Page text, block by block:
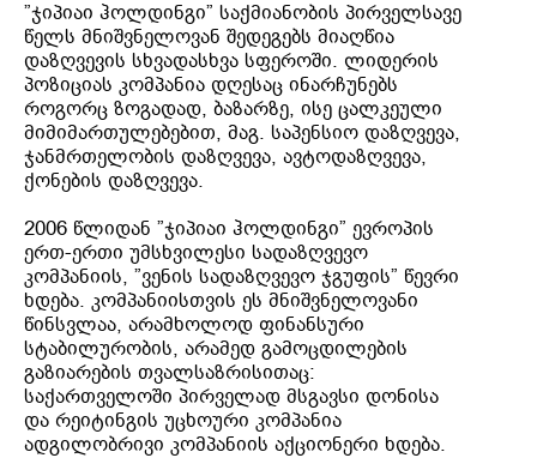
”ჯიპიაი ჰოლდინგი” საქმიანობის პირველსავე
წელს მნიშვნელოვან შედეგებს მიაღწია
დაზღვევის სხვადასხვა სფეროში. ლიდერის
პოზიციას კომპანია დღესაც ინარჩუნებს
როგორც ზოგადად, ბაზარზე, ისე ცალკეული
მიმიმართულებებით, მაგ. საპენსიო დაზღვევა,
ჯანმრთელობის დაზღვევა, ავტოდაზღვევა,
ქონების დაზღვევა.
2006 წლიდან ”ჯიპიაი ჰოლდინგი” ევროპის
ერთ-ერთი უმსხვილესი სადაზღვევო
კომპანიის, ”ვენის სადაზღვევო ჯგუფის” წევრი
ხდება. კომპანიისთვის ეს მნიშვნელოვანი
წინსვლაა, არამხოლოდ ფინანსური
სტაბილურობის, არამედ გამოცდილების
გაზიარების თვალსაზრისითაც:
საქართველოში პირველად მსგავსი დონისა
და რეიტინგის უცხოური კომპანია
ადგილობრივი კომპანიის აქციონერი ხდება.